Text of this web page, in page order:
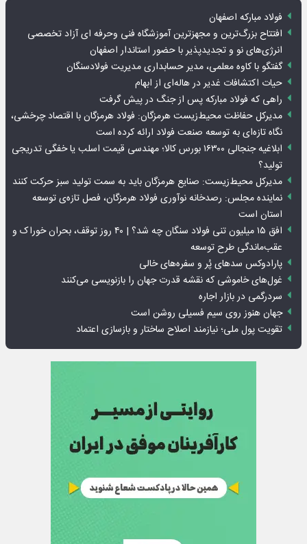
فولاد مبارکه اصفهان
افتتاح بزرگ‌ترین و مجهزترین آموزشگاه فنی وحرفه ای آزاد تخصصی
انرژی‌های نو و تجدیدپذیر با حضور استاندار اصفهان
گفتگو با کاوه معلمی، مدیر حسابداری مدیریت فولادسنگان
حیات اکتشافات غدیر در هاله‌ای از ابهام
راهی که فولاد مبارکه پس از جنگ در پیش گرفت
مدیرکل حفاظت محیط‌زیست هرمزگان: فولاد هرمزگان با اقتصاد چرخشی،
نگاه تازه‌ای به توسعه صنعت فولاد ارائه کرده است
ابلاغیه جنجالی ۱۶۳۰۰ بورس کالا؛ مهندسی قیمت اسلب یا خفگی تدریجی
تولید؟
مدیرکل محیط‌زیست: صنایع هرمزگان باید به سمت تولید سبز حرکت کنند
نماینده مجلس: رصدخانه نوآوری فولاد هرمزگان، فصل تازه‌ی توسعه
استان است
افق ۱۵ میلیون تنی فولاد سنگان چه شد؟ | ۴۰ روز توقف، بحران خوراک و
عقب‌ماندگی طرح توسعه
پارادوکس سدهای پُر و سفره‌های خالی
غول‌های خاموشی که نقشه قدرت جهان را بازنویسی می‌کنند
سردرگمی در بازار اجاره
جهان هنوز روی سیم فسیلی روشن است
تقویت پول ملی؛ نیازمند اصلاح ساختار و بازسازی اعتماد